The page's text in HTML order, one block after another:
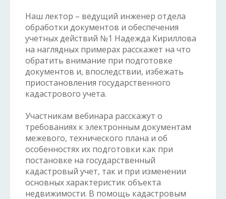
Наш лектор – ведущий инженер отдела
обработки документов и обеспечения
учетных действий №1 Надежда Кириллова
на наглядных примерах расскажет на что
обратить внимание при подготовке
документов и, впоследствии, избежать
приостановления государственного
кадастрового учета.
Участникам вебинара расскажут о
требованиях к электронным документам
межевого, технического плана и об
особенностях их подготовки как при
постановке на государственный
кадастровый учет, так и при изменении
основных характеристик объекта
недвижимости. В помощь кадастровым